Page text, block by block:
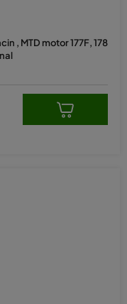
, MTD motor 177F, 178